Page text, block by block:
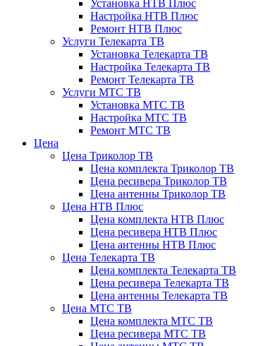
Установка НТВ Плюс
Настройка НТВ Плюс
Ремонт НТВ Плюс
Услуги Телекарта ТВ
Установка Телекарта ТВ
Настройка Телекарта ТВ
Ремонт Телекарта ТВ
Услуги МТС ТВ
Установка МТС ТВ
Настройка МТС ТВ
Ремонт МТС ТВ
Цена
Цена Триколор ТВ
Цена комплекта Триколор ТВ
Цена ресивера Триколор ТВ
Цена антенны Триколор ТВ
Цена НТВ Плюс
Цена комплекта НТВ Плюс
Цена ресивера НТВ Плюс
Цена антенны НТВ Плюс
Цена Телекарта ТВ
Цена комплекта Телекарта ТВ
Цена ресивера Телекарта ТВ
Цена антенны Телекарта ТВ
Цена МТС ТВ
Цена комплекта МТС ТВ
Цена ресивера МТС ТВ